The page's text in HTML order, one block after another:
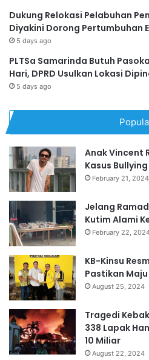
Dukung Relokasi Pelabuhan
Diyakini Dorong Pertumbuhan
5 days ago
PLTSa Samarinda Butuh
Hari, DPRD Usulkan Lokasi
5 days ago
Anak Vincent
Kasus
February 21, 2024
Jelang
Kutim Alami
February 22,
KB-Kinsu
Pastikan
August 25, 2024
Tragedi
338 Lapak
10 Miliar
August 22, 2024